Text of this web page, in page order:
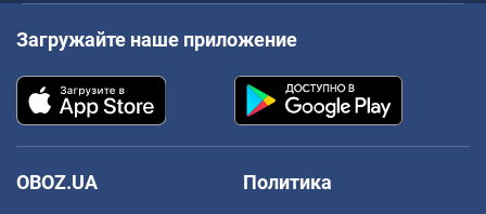
Загружайте наше приложение
OBOZ.UA
Политика